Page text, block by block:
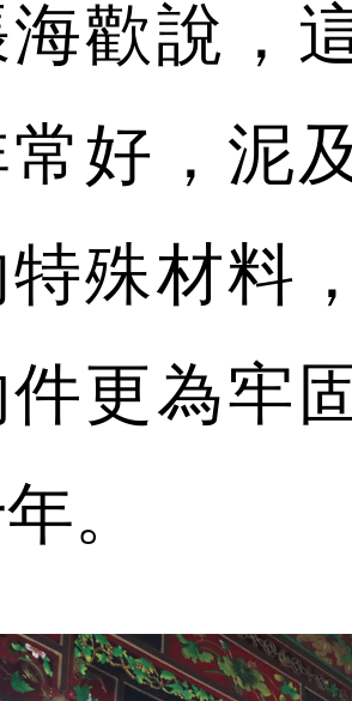
歡說，
好，泥
特殊材料
更為牢
。